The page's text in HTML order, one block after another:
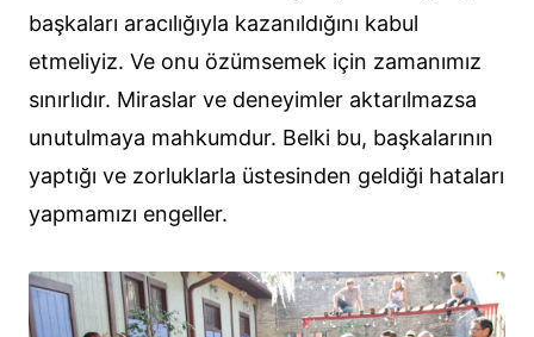
başkaları aracılığıyla kazanıldığını kabul
etmeliyiz. Ve onu özümsemek için zamanımız
sınırlıdır. Miraslar ve deneyimler aktarılmazsa
unutulmaya mahkumdur. Belki bu, başkalarının
yaptığı ve zorluklarla üstesinden geldiği hataları
yapmamızı engeller.